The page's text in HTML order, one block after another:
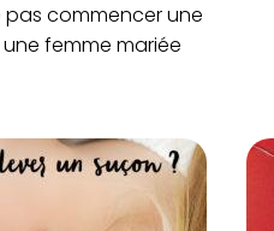
pas commencer une
femme mariée